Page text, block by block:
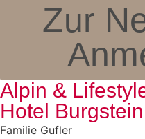
Zur
Alpin &
Hotel Burgstein
Familie Gufler